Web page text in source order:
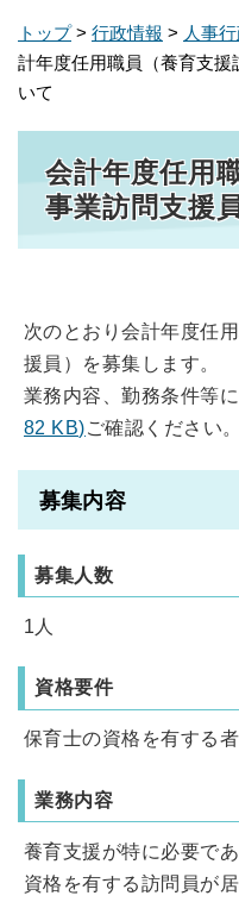
トップ> 行政情報 > 人事
計年度任用職員（養育支
いて
会計年度任用
事業訪問支援
次のとおり会計年度任
援員）を募集します。
業務内容、勤務条件等
82 KB)ご確認ください。
募集内容
募集人数
1人
資格要件
保育士の資格を有する者
業務内容
養育支援が特に必要で
資格を有する訪問員が